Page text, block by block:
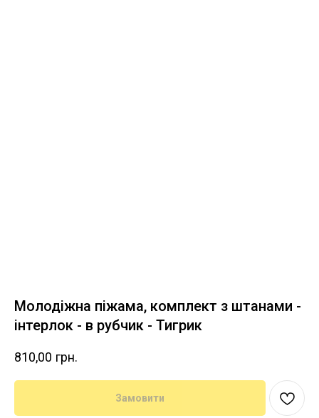
Молодіжна піжама, комплект з штанами -
інтерлок - в рубчик - Тигрик
810,00 грн.
Замовити